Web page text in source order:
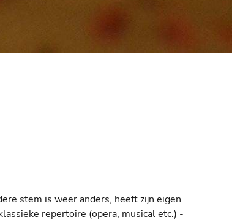
stem is weer anders, heeft zijn eigen
repertoire (opera, musical etc.) -